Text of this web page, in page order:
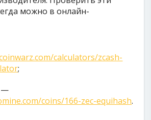
можно в онлайн-
calculators/zcash-
;
—
coins/166-zec-equihash.